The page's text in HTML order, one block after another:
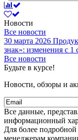
Новости
Все новости
30 марта 2026
знак»: изменения с 1
Все новости
Будьте в курсе!
Новости, обзоры и
Все данные,
информационный
Для более
менеджерам